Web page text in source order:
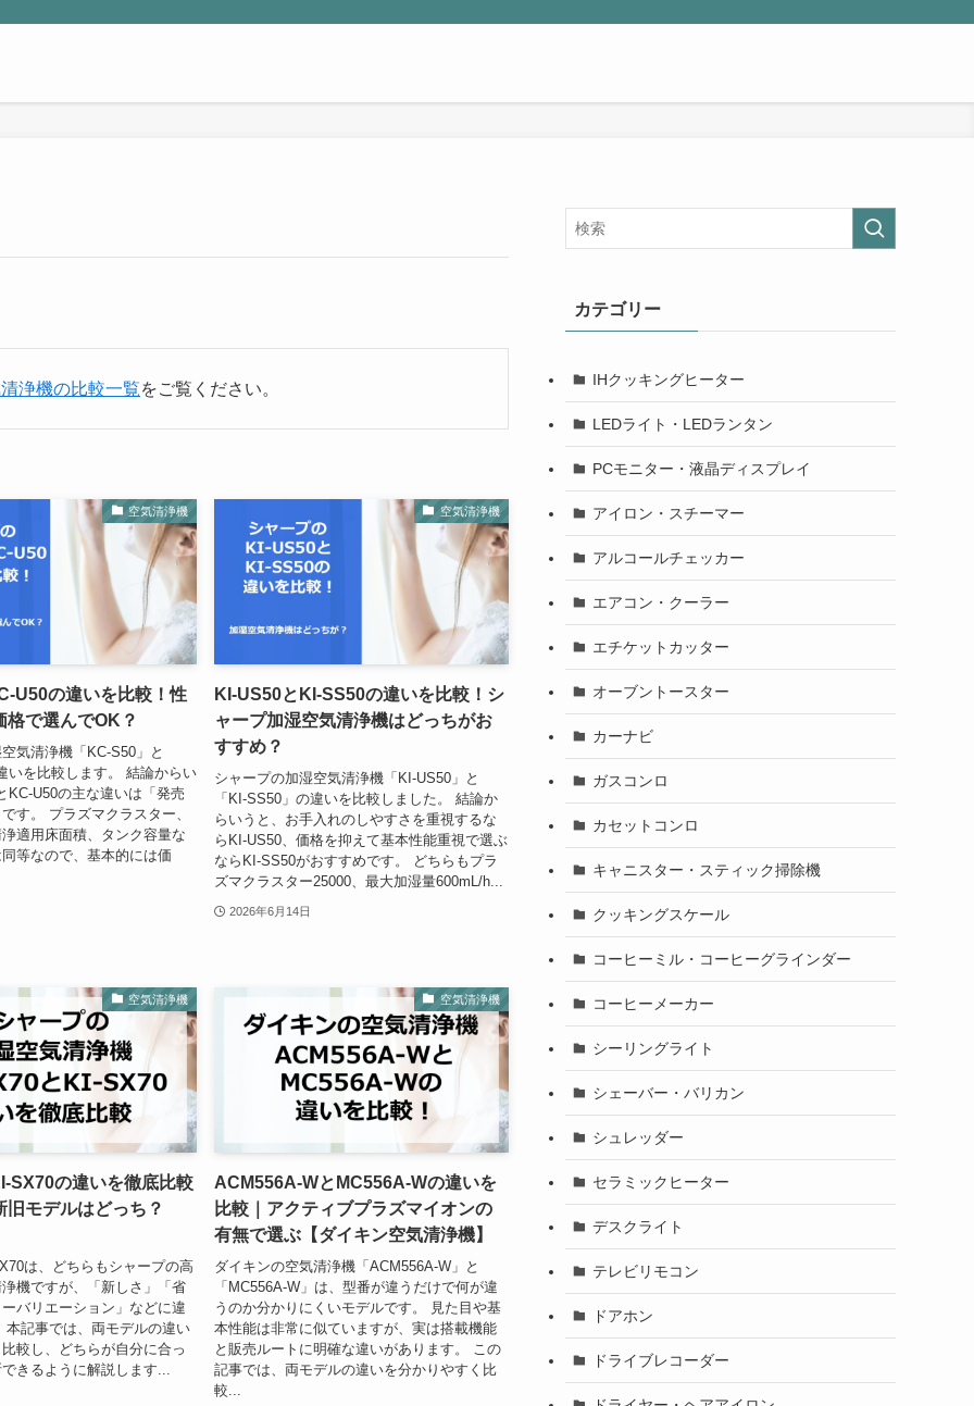
浄機の比較一覧をご覧ください。
空気清浄機
U50の違いを比較！性
格で選んでOK？
気清浄機「KC-S50」と
いを比較します。 結論からい
KC-U50の主な違いは「発売
す。 プラズマクラスター、
適用床面積、タンク容量な
等なので、基本的には価
空気清浄機
KI-US50とKI-SS50の違いを比較！シ
ャープ加湿空気清浄機はどっちがお
すすめ？
シャープの加湿空気清浄機「KI-US50」と
「KI-SS50」の違いを比較しました。 結論か
らいうと、お手入れのしやすさを重視するな
らKI-US50、価格を抑えて基本性能重視で選ぶ
ならKI-SS50がおすすめです。 どちらもプラ
ズマクラスター25000、最大加湿量600mL/h...
2026年6月14日
空気清浄機
SX70の違いを徹底比較
旧モデルはどっち？
は、どちらもシャープの高
機ですが、「新しさ」「省
バリエーション」などに違
本記事では、両モデルの違い
較し、どちらが自分に合っ
きるように解説します...
空気清浄機
ACM556A-WとMC556A-Wの違いを
比較｜アクティブプラズマイオンの
有無で選ぶ【ダイキン空気清浄機】
ダイキンの空気清浄機「ACM556A-W」と
「MC556A-W」は、型番が違うだけで何が違
うのか分かりにくいモデルです。 見た目や基
本性能は非常に似ていますが、実は搭載機能
と販売ルートに明確な違いがあります。 この
記事では、両モデルの違いを分かりやすく比
較...
カテゴリー
IHクッキングヒーター
LEDライト・LEDランタン
PCモニター・液晶ディスプレイ
アイロン・スチーマー
アルコールチェッカー
エアコン・クーラー
エチケットカッター
オーブントースター
カーナビ
ガスコンロ
カセットコンロ
キャニスター・スティック掃除機
クッキングスケール
コーヒーミル・コーヒーグラインダー
コーヒーメーカー
シーリングライト
シェーバー・バリカン
シュレッダー
セラミックヒーター
デスクライト
テレビリモコン
ドアホン
ドライブレコーダー